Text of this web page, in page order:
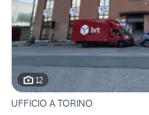
12
UFFICIO A TORINO